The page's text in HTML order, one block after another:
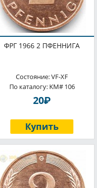
ФРГ 1966 2 ПФЕННИГА
Состояние: VF-XF
По каталогу: KM# 106
20P
Купить